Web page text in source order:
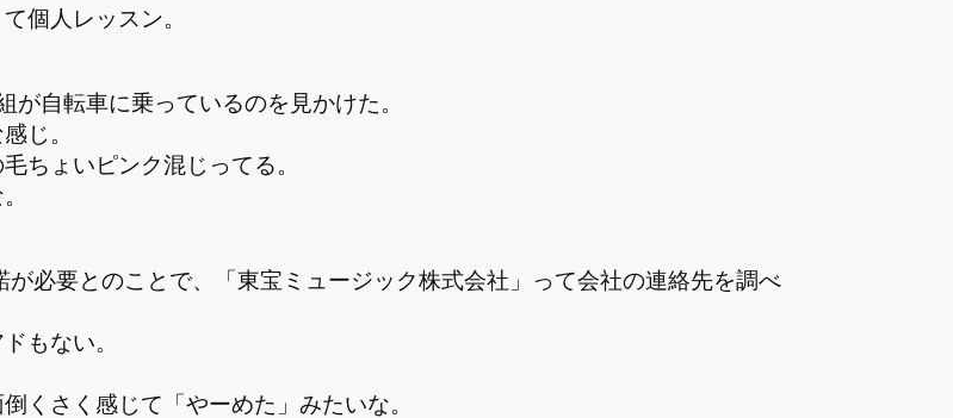
個人レッスン。
自転車に乗っているのを見かけた。
じ。
ちょいピンク混じってる。
必要とのことで、「東宝ミュージック株式会社」って会社の連絡先を調べ
もない。
くさく感じて「やーめた」みたいな。